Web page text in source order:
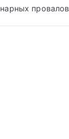
провалов